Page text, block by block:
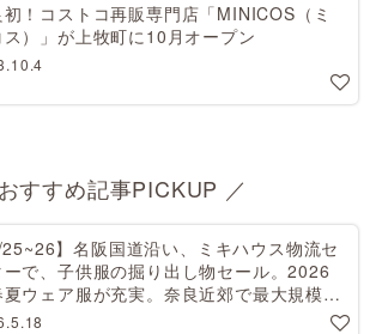
！コストコ再販専門店「MINICOS（ミ
ス）」が上牧町に10月オープン
すすめ記事PICKUP ／
25~26】名阪国道沿い、ミキハウス物流セ
ーで、子供服の掘り出し物セール。2026
ウェア服が充実。奈良近郊で最大規模！
ら27分[PR]